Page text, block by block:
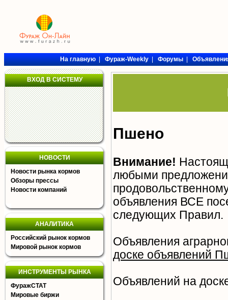
На главную|Фураж-Weekly|Форумы|
ВХОД В СИСТЕМУ
НОВОСТИ
Новости рынка кормов
Обзоры прессы
Новости компаний
АНАЛИТИКА
Российский рынок кормов
Мировой рынок кормов
ИНСТРУМЕНТЫ РЫНКА
ФуражСТАТ
Мировые биржи
Пшено
Внимание!
любыми
объявления ВСЕ
следующих Правил.
Объявления
доске объявлений
Объявлений на